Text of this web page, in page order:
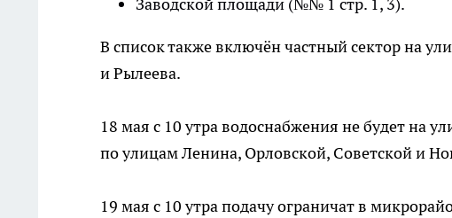
Заводской площади (№№ 1 стр. 1, 3).
В список также включён частный сектор на
и Рылеева.
18 мая с 10 утра водоснабжения не будет на
по улицам Ленина, Орловской, Советской и
19 мая с 10 утра подачу ограничат в